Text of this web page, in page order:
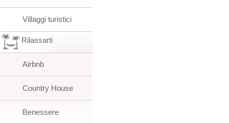
Villaggi turistici
Rilassarti
Airbnb
Country House
Benessere